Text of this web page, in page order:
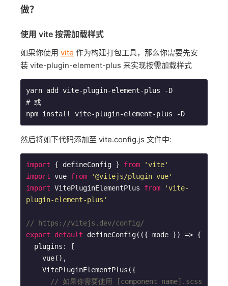
做？
使用 vite 按需加载样式
如果你使用 vite 作为构建打包工具，那么你需要先安
装 vite-plugin-element-plus 来实现按需加载样式
yarn add vite-plugin-element-plus -D
# 或
npm install vite-plugin-element-plus -D
然后将如下代码添加至 vite.config.js 文件中:
import { defineConfig } from
'vite'
import vue from
'@vitejs/plugin-vue'
import VitePluginElementPlus from
'vite-
plugin-element-plus'
// https://vitejs.dev/config/
export
default defineConfig(({ mode }) => {
// 如果你需要使用 [component name].scss